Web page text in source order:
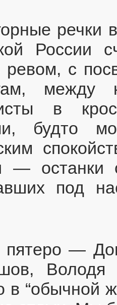
речки
России
с
между
в
будто
— останки
под
—
Володя
в “обычной